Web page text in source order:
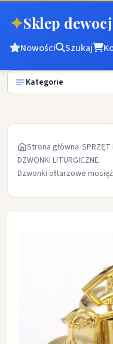
✦Sklep
Nowości Szukaj
Kategorie
Strona główna/SPRZĘT
DZWONKI LITURGICZNE/
Dzwonki ołtarzowe